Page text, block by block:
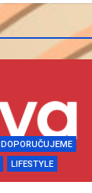
DOPORUČUJEME
LIFESTYLE